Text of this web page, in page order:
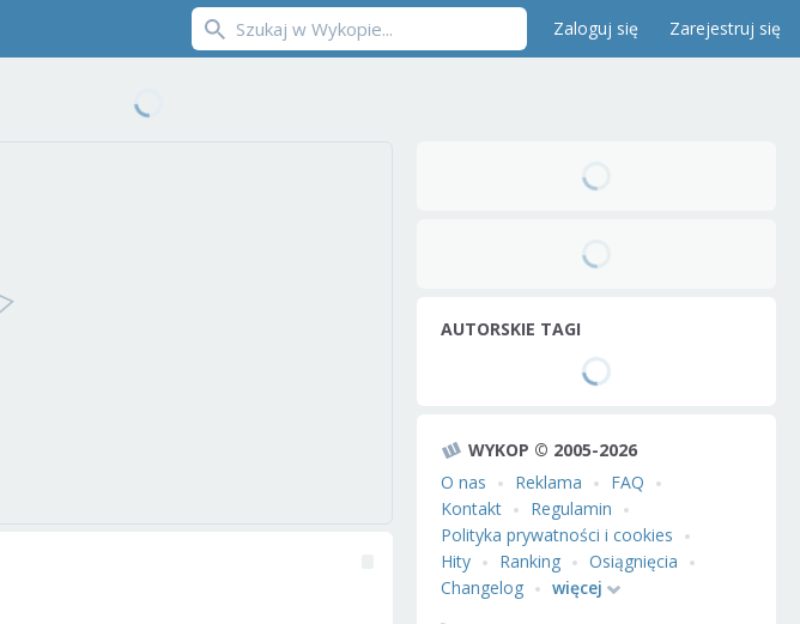
Zaloguj się Zarejestruj się
AUTORSKIE TAGI
WYKOP © 2005-2026
O nas
Reklama
FAQ
Kontakt
Regulamin
Polityka prywatności i cookies
Hity
Ranking
Osiągnięcia
Changelog
więcej